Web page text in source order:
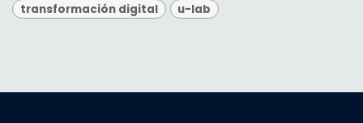
transformación digital
u-lab